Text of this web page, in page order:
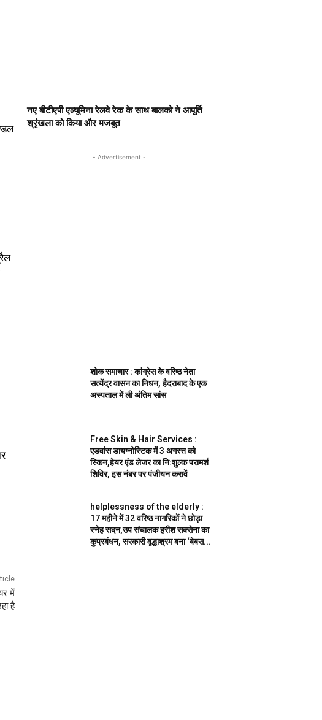
में
है
नए बीटीएपी एल्यूमिना रेलवे रेक के साथ बालको ने आपूर्ति
श्रृंखला को किया और मजबूत
- Advertisement -
शोक समाचार : कांग्रेस के वरिष्ठ नेता
सत्येंद्र वासन का निधन, हैदराबाद के एक
अस्पताल में ली अंतिम सांस
Free Skin & Hair Services :
एडवांस डायग्नोस्टिक में 3 अगस्त को
स्किन,हेयर एंड लेजर का नि:शुल्क परामर्श
शिविर, इस नंबर पर पंजीयन करावें
helplessness of the elderly :
17 महीने में 32 वरिष्ठ नागरिकों ने छोड़ा
स्नेह सदन,उप संचालक हरीश सक्सेना का
कुप्रबंधन, सरकारी वृद्धाश्रम बना ‘बेबस...